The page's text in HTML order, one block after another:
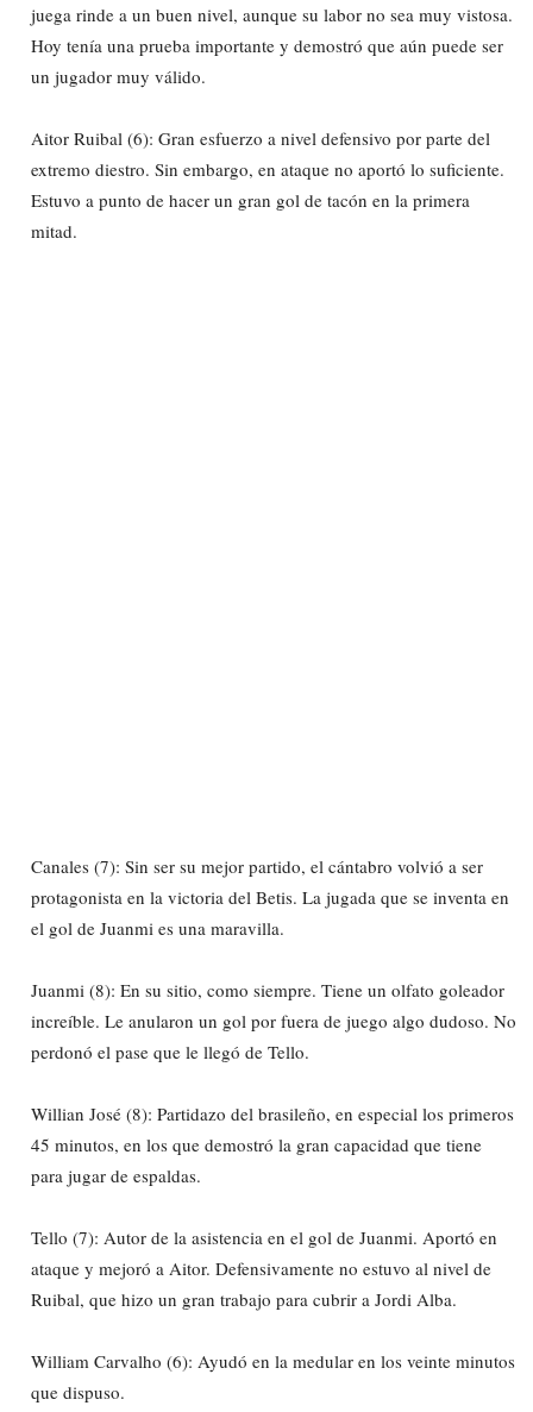
juega rinde a un buen nivel, aunque su labor no sea muy vistosa.
Hoy tenía una prueba importante y demostró que aún puede ser
un jugador muy válido.
Aitor Ruibal (6): Gran esfuerzo a nivel defensivo por parte del
extremo diestro. Sin embargo, en ataque no aportó lo suficiente.
Estuvo a punto de hacer un gran gol de tacón en la primera
mitad.
Canales (7): Sin ser su mejor partido, el cántabro volvió a ser
protagonista en la victoria del Betis. La jugada que se inventa en
el gol de Juanmi es una maravilla.
Juanmi (8): En su sitio, como siempre. Tiene un olfato goleador
increíble. Le anularon un gol por fuera de juego algo dudoso. No
perdonó el pase que le llegó de Tello.
Willian José (8): Partidazo del brasileño, en especial los primeros
45 minutos, en los que demostró la gran capacidad que tiene
para jugar de espaldas.
Tello (7): Autor de la asistencia en el gol de Juanmi. Aportó en
ataque y mejoró a Aitor. Defensivamente no estuvo al nivel de
Ruibal, que hizo un gran trabajo para cubrir a Jordi Alba.
William Carvalho (6): Ayudó en la medular en los veinte minutos
que dispuso.